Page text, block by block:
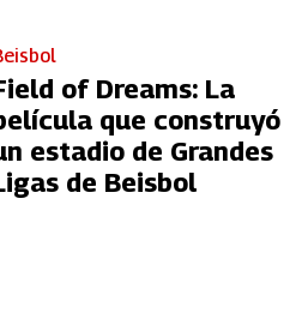
of Dreams: La
que construyó
estadio de Grandes
de Beisbol